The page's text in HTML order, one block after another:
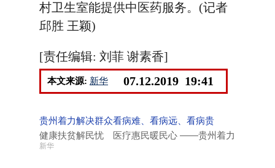
村卫生室能提供中医药服务。(记者
邱胜 王颖)
[责任编辑: 刘菲 谢素香]
本文来源: 新华 07.12.2019 19:41
贵州着力解决群众看病难、看病远、看病贵
健康扶贫解民忧 医疗惠民暖民心 ——贵州着力
新华